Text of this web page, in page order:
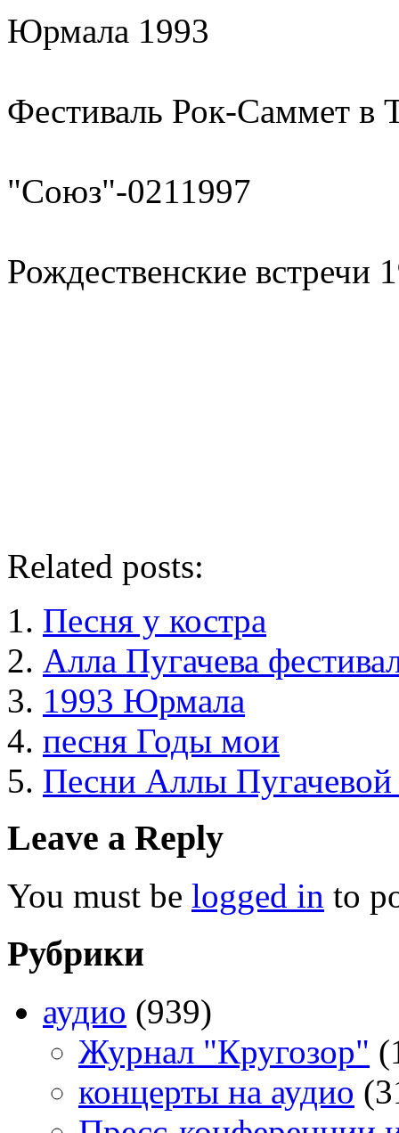
Юрмала 1993
Фестиваль Рок-Саммет в
"Союз"-0211997
Рождественские встречи
Related posts:
Песня у костра
Алла Пугачева
1993 Юрмала
песня Годы мои
Песни Аллы Пугачевой
Leave a Reply
You must be logged in to
Рубрики
аудио (939)
Журнал "Кругозор"
концерты на аудио